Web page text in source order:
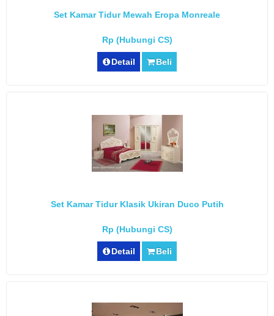
Set Kamar Tidur Mewah Eropa Monreale
Rp (Hubungi CS)
Detail Beli
Set Kamar Tidur Klasik Ukiran Duco Putih
Rp (Hubungi CS)
Detail Beli